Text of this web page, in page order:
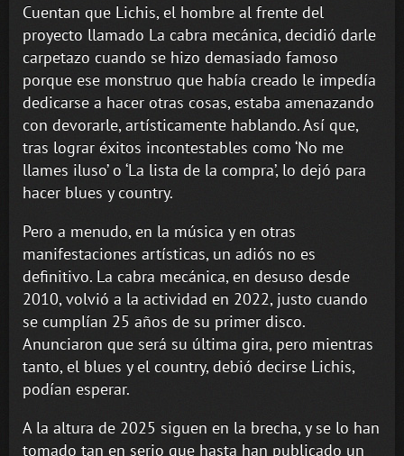
Cuentan que Lichis, el hombre al frente del
proyecto llamado La cabra mecánica, decidió darle
carpetazo cuando se hizo demasiado famoso
porque ese monstruo que había creado le impedía
dedicarse a hacer otras cosas, estaba amenazando
con devorarle, artísticamente hablando. Así que,
tras lograr éxitos incontestables como ‘No me
llames iluso’ o ‘La lista de la compra’, lo dejó para
hacer blues y country.
Pero a menudo, en la música y en otras
manifestaciones artísticas, un adiós no es
definitivo. La cabra mecánica, en desuso desde
2010, volvió a la actividad en 2022, justo cuando
se cumplían 25 años de su primer disco.
Anunciaron que será su última gira, pero mientras
tanto, el blues y el country, debió decirse Lichis,
podían esperar.
A la altura de 2025 siguen en la brecha, y se lo han
tomado tan en serio que hasta han publicado un